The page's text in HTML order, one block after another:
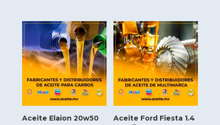
Aceite Elaion 20w50
Aceite Ford Fiesta 1.4